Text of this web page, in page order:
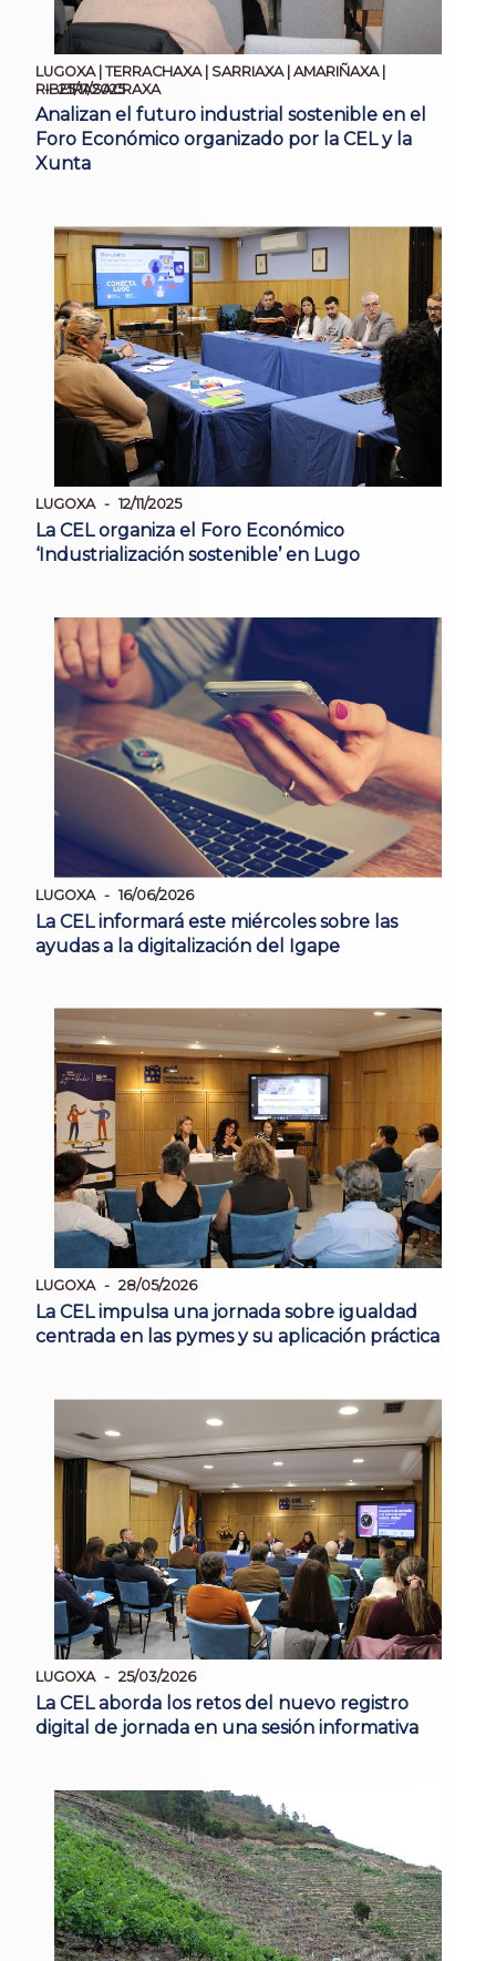
LUGOXA | TERRACHAXA | SARRIAXA | AMARIÑAXA |
RIBEIRASACRAXA
25/11/2025
Analizan el futuro industrial sostenible en el
Foro Económico organizado por la CEL y la
Xunta
LUGOXA 12/11/2025
La CEL organiza el Foro Económico
‘Industrialización sostenible’ en Lugo
LUGOXA 16/06/2026
La CEL informará este miércoles sobre las
ayudas a la digitalización del Igape
LUGOXA 28/05/2026
La CEL impulsa una jornada sobre igualdad
centrada en las pymes y su aplicación práctica
LUGOXA 25/03/2026
La CEL aborda los retos del nuevo registro
digital de jornada en una sesión informativa